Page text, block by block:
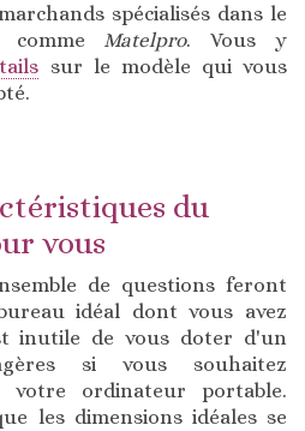
spécialisés dans le
comme Matelpro. Vous y
sur le modèle qui vous
du
vous
de questions feront
idéal dont vous avez
inutile de vous doter d'un
si vous souhaitez
votre ordinateur portable.
les dimensions idéales se